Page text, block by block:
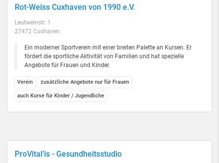
Rot-Weiss Cuxhaven von 1990 e.V.
Leutweinstr. 1
27472 Cuxhaven
Ein moderner Sportverein mit einer breiten Palette an Kursen. Er
fördert die sportliche Aktivität von Familien und hat spezielle
Angebote für Frauen und Kinder.
Verein zusätzliche Angebote nur für Frauen
auch Kurse für Kinder / Jugendliche
ProVital’is - Gesundheitsstudio